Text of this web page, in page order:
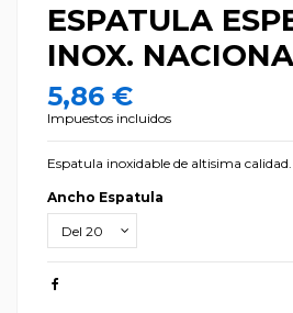
ESPATULA
INOX.
5,86 €
Impuestos incluidos
Espatula inoxidable de altisima
Ancho Espatula